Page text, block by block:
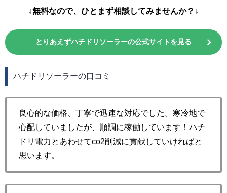
↓無料なので、ひとまず相談してみませんか？↓
とりあえずハチドリソーラーの公式サイトを見る
ハチドリソーラーの口コミ
良心的な価格、丁寧で迅速な対応でした。寒冷地で
心配していましたが、順調に稼働しています！ハチ
ドリ電力とあわせてco2削減に貢献していければと
思います。